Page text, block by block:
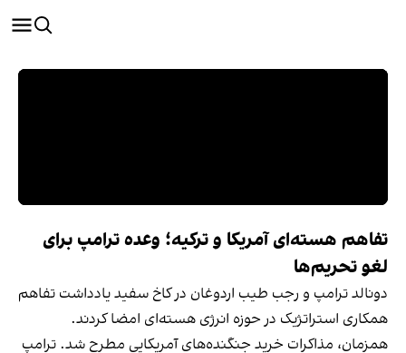
تفاهم هسته‌ای آمریکا و ترکیه؛ وعده ترامپ برای
لغو تحریم‌ها
دونالد ترامپ و رجب طیب اردوغان در کاخ سفید یادداشت تفاهم
همکاری استراتژیک در حوزه انرژی هسته‌ای امضا کردند.
همزمان، مذاکرات خرید جنگنده‌های آمریکایی مطرح شد. ترامپ